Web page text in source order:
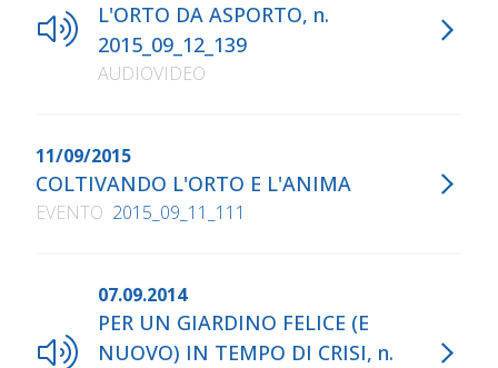
L'ORTO DA ASPORTO, n.
2015_09_12_139
AUDIOVIDEO
11/09/2015
COLTIVANDO L'ORTO E L'ANIMA
EVENTO 2015_09_11_111
07.09.2014
PER UN GIARDINO FELICE (E
NUOVO) IN TEMPO DI CRISI, n.